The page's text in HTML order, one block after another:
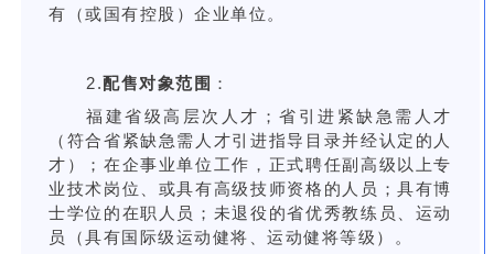
有（或国有控股）企业单位。
2.配售对象范围 ：
福建省级高层次人才；省引进紧缺急需人才
（符合省紧缺急需人才引进指导目录并经认定的人
才）；在企事业单位工作，正式聘任副高级以上专
业技术岗位、或具有高级技师资格的人员；具有博
士学位的在职人员；未退役的省优秀教练员、运动
员（具有国际级运动健将、运动健将等级）。